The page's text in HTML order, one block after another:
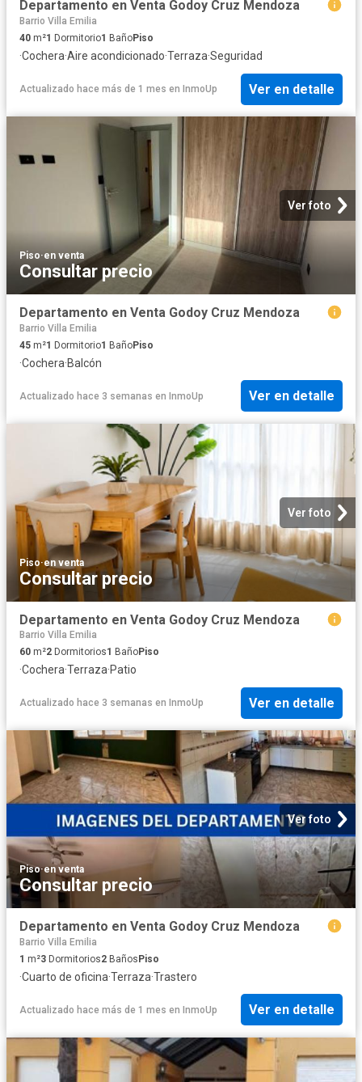
Departamento en Venta Godoy Cruz Mendoza
Barrio Villa Emilia
40 m²1 Dormitorio1 BañoPiso
·Cochera·Aire acondicionado·Terraza·Seguridad
Actualizado hace más de 1 mes en InmoUp Ver en detalle
Ver foto
Piso·en venta
Consultar precio
Departamento en Venta Godoy Cruz Mendoza
Barrio Villa Emilia
45 m²1 Dormitorio1 BañoPiso
·Cochera·Balcón
Actualizado hace 3 semanas en InmoUp Ver en detalle
Ver foto
Piso·en venta
Consultar precio
Departamento en Venta Godoy Cruz Mendoza
Barrio Villa Emilia
60 m²2 Dormitorios1 BañoPiso
·Cochera·Terraza·Patio
Actualizado hace 3 semanas en InmoUp Ver en detalle
Ver foto
Piso·en venta
Consultar precio
Departamento en Venta Godoy Cruz Mendoza
Barrio Villa Emilia
1 m²3 Dormitorios2 Baños Piso
·Cuarto de oficina·Terraza·Trastero
Actualizado hace más de 1 mes en InmoUp Ver en detalle